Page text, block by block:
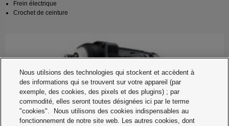
Frein électrique
Crochet de ceinture
Nous utilsions des technologies qui stockent et accèdent à
des informations qui se trouvent sur votre appareil (par
exemple, des cookies, des pixels et des plugins) ; par
commodité, elles seront toutes désignées ici par le terme
"cookies". Nous utilisons des cookies indispensables au
fonctionnement de notre site web. Les autres cookies, dont